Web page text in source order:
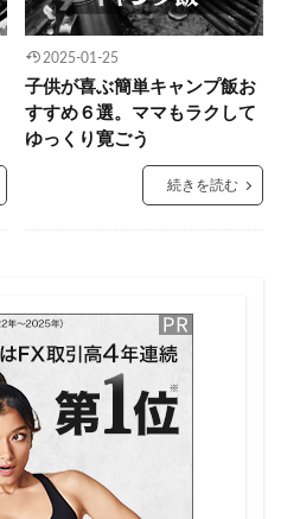
2025-01-25
子供が喜ぶ簡単キャンプ飯お
すすめ６選。ママもラクして
ゆっくり寛ごう
続きを読む